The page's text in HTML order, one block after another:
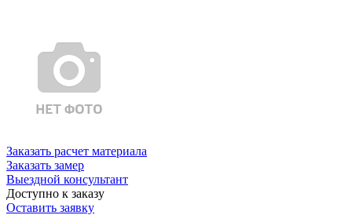
Заказать расчет материала
Заказать замер
Выездной консультант
Доступно к заказу
Оставить заявку